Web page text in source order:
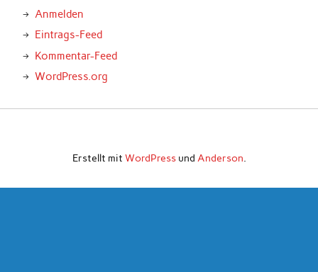
Anmelden
Eintrags-Feed
Kommentar-Feed
WordPress.org
Erstellt mit WordPressund Anderson.